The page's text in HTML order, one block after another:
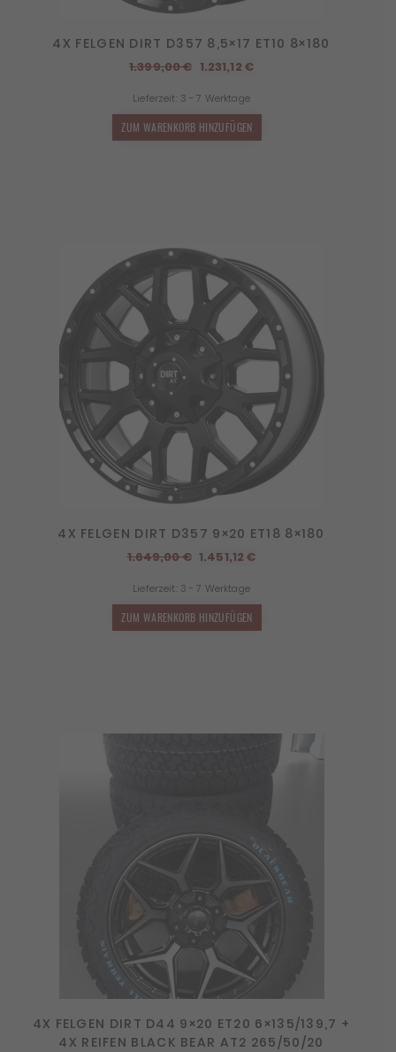
4X FELGEN DIRT D357 8,5×17 ET10 8×180
1.399,00€ Ursprünglicher
war:
1.399,00 €
1.231,12 €Aktueller
Lieferzeit: 3 - 7 Werktage
ZUM WARENKORB HINZUFÜGEN
4X FELGEN DIRT D357 9×20 ET18 8×180
1.649,00€ Ursprünglicher
war:
1.649,00 €
1.451,12€Aktueller
Lieferzeit: 3 - 7 Werktage
ZUM WARENKORB HINZUFÜGEN
4X FELGEN DIRT D44 9×20 ET20 6×135/139,7 +
4X REIFEN BLACK BEAR AT2 265/50/20